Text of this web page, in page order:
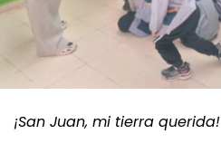
¡San Juan, mi tierra querida!